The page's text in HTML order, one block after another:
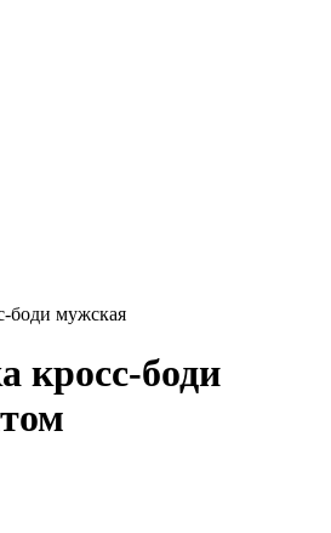
боди мужская
кросс-боди